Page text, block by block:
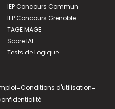
IEP Concours Commun
IEP Concours Grenoble
TAGE MAGE
Score IAE
Tests de Logique
-Conditions d'utilisation-